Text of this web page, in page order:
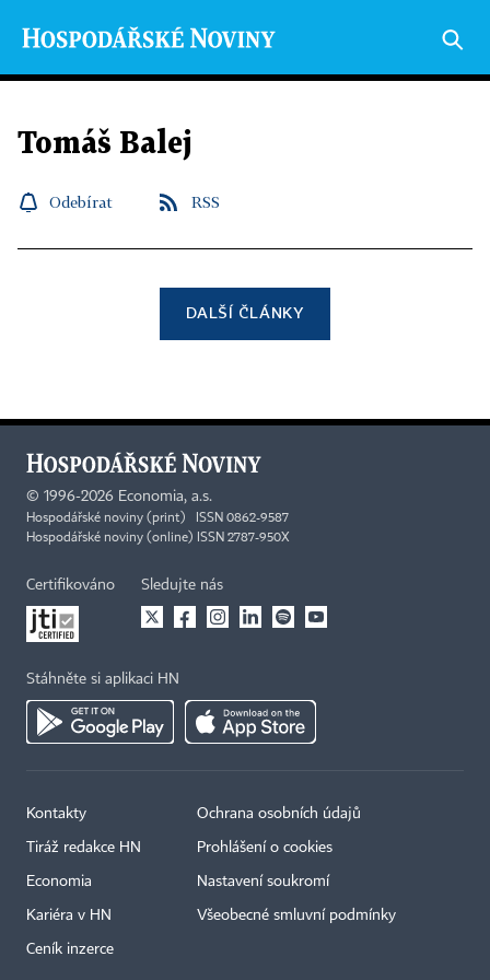
Tomáš Balej
Odebírat RSS
DALŠÍ ČLÁNKY
© 1996-2026 Economia, a.s.
Hospodářské noviny (print) ISSN 0862-9587
Hospodářské noviny (online) ISSN 2787-950X
Certifikováno Sledujte nás
Stáhněte si aplikaci HN
Kontakty
Tiráž redakce HN
Economia
Kariéra v HN
Ceník inzerce
Ochrana osobních údajů
Prohlášení o cookies
Nastavení soukromí
Všeobecné smluvní podmínky